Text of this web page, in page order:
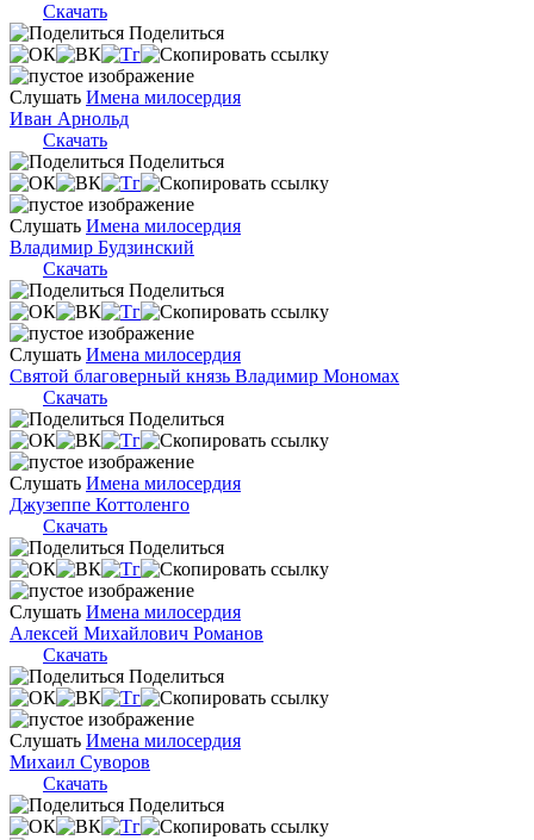
Скачать
Поделиться
Слушать Имена милосердия
Иван Арнольд
Скачать
Поделиться
Слушать Имена милосердия
Владимир Будзинский
Скачать
Поделиться
Слушать Имена милосердия
Святой благоверный князь Владимир Мономах
Скачать
Поделиться
Слушать Имена милосердия
Джузеппе Коттоленго
Скачать
Поделиться
Слушать Имена милосердия
Алексей Михайлович Романов
Скачать
Поделиться
Слушать Имена милосердия
Михаил Суворов
Скачать
Поделиться